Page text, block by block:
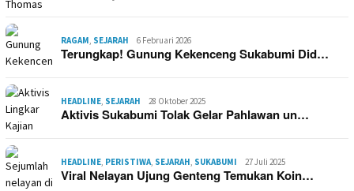
RAGAM SEJARAH 6 Februari 2026
Terungkap! Gunung Kekenceng Sukabumi Did…
HEADLINE SEJARAH 28 Oktober 2025
Aktivis Sukabumi Tolak Gelar Pahlawan un…
HEADLINE PERISTIWA SEJARAH SUKABUMI 27 Juli 2025
Viral Nelayan Ujung Genteng Temukan Koin…